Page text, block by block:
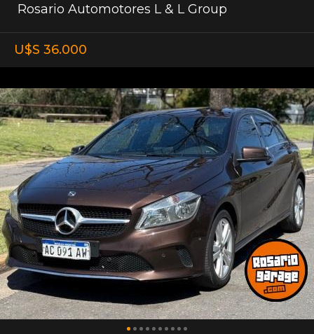
Rosario Automotores L & L Group
U$S 36.000